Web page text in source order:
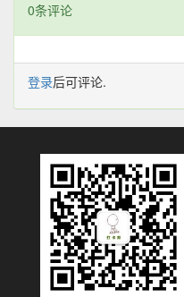
0条评论
登录后可评论.